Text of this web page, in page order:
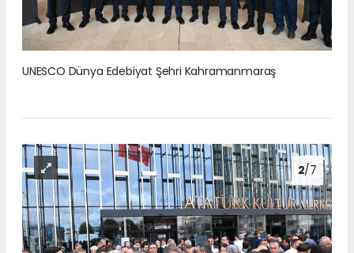
UNESCO Dünya Edebiyat Şehri Kahramanmaraş
2/7